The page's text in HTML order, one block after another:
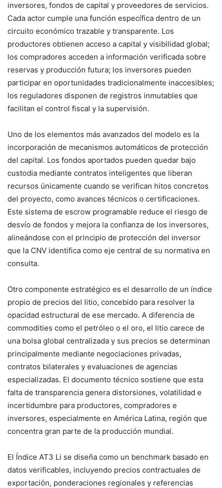
inversores, fondos de capital y proveedores de servicios.
Cada actor cumple una función específica dentro de un
circuito económico trazable y transparente. Los
productores obtienen acceso a capital y visibilidad global;
los compradores acceden a información verificada sobre
reservas y producción futura; los inversores pueden
participar en oportunidades tradicionalmente inaccesibles;
los reguladores disponen de registros inmutables que
facilitan el control fiscal y la supervisión.
Uno de los elementos más avanzados del modelo es la
incorporación de mecanismos automáticos de protección
del capital. Los fondos aportados pueden quedar bajo
custodia mediante contratos inteligentes que liberan
recursos únicamente cuando se verifican hitos concretos
del proyecto, como avances técnicos o certificaciones.
Este sistema de escrow programable reduce el riesgo de
desvío de fondos y mejora la confianza de los inversores,
alineándose con el principio de protección del inversor
que la CNV identifica como eje central de su normativa en
consulta.
Otro componente estratégico es el desarrollo de un índice
propio de precios del litio, concebido para resolver la
opacidad estructural de ese mercado. A diferencia de
commodities como el petróleo o el oro, el litio carece de
una bolsa global centralizada y sus precios se determinan
principalmente mediante negociaciones privadas,
contratos bilaterales y evaluaciones de agencias
especializadas. El documento técnico sostiene que esta
falta de transparencia genera distorsiones, volatilidad e
incertidumbre para productores, compradores e
inversores, especialmente en América Latina, región que
concentra gran parte de la producción mundial.
El Índice AT3 Li se diseña como un benchmark basado en
datos verificables, incluyendo precios contractuales de
exportación, ponderaciones regionales y referencias